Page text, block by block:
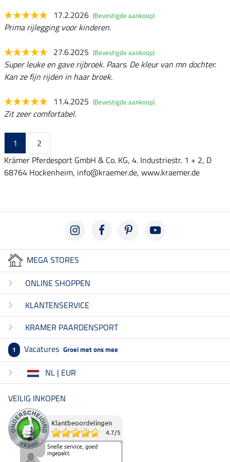
17.2.2026 (Bevestigde aankoop)
Prima rijlegging voor kinderen.
27.6.2025 (Bevestigde aankoop)
Super leuke en gave rijbroek. Paars. De kleur van mn dochter.
Kan ze fijn rijden in haar broek.
11.4.2025 (Bevestigde aankoop)
Zit zeer comfortabel.
1
2
Krämer Pferdesport GmbH & Co. KG, 4. Industriestr. 1 + 2, D
68764 Hockenheim, info@kraemer.de, www.kraemer.de
MEGA STORES
ONLINE SHOPPEN
KLANTENSERVICE
KRAMER PAARDENSPORT
1 Vacatures Groei met ons mee
NL | EUR
VEILIG INKOPEN
Klantbeoordelingen
4.7/5
Snelle service, goed
ingepakt.